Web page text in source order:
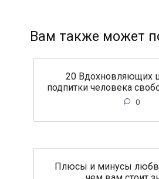
Вам также может
20 Вдохновляющих
подпитки человека
0
Плюсы и минусы